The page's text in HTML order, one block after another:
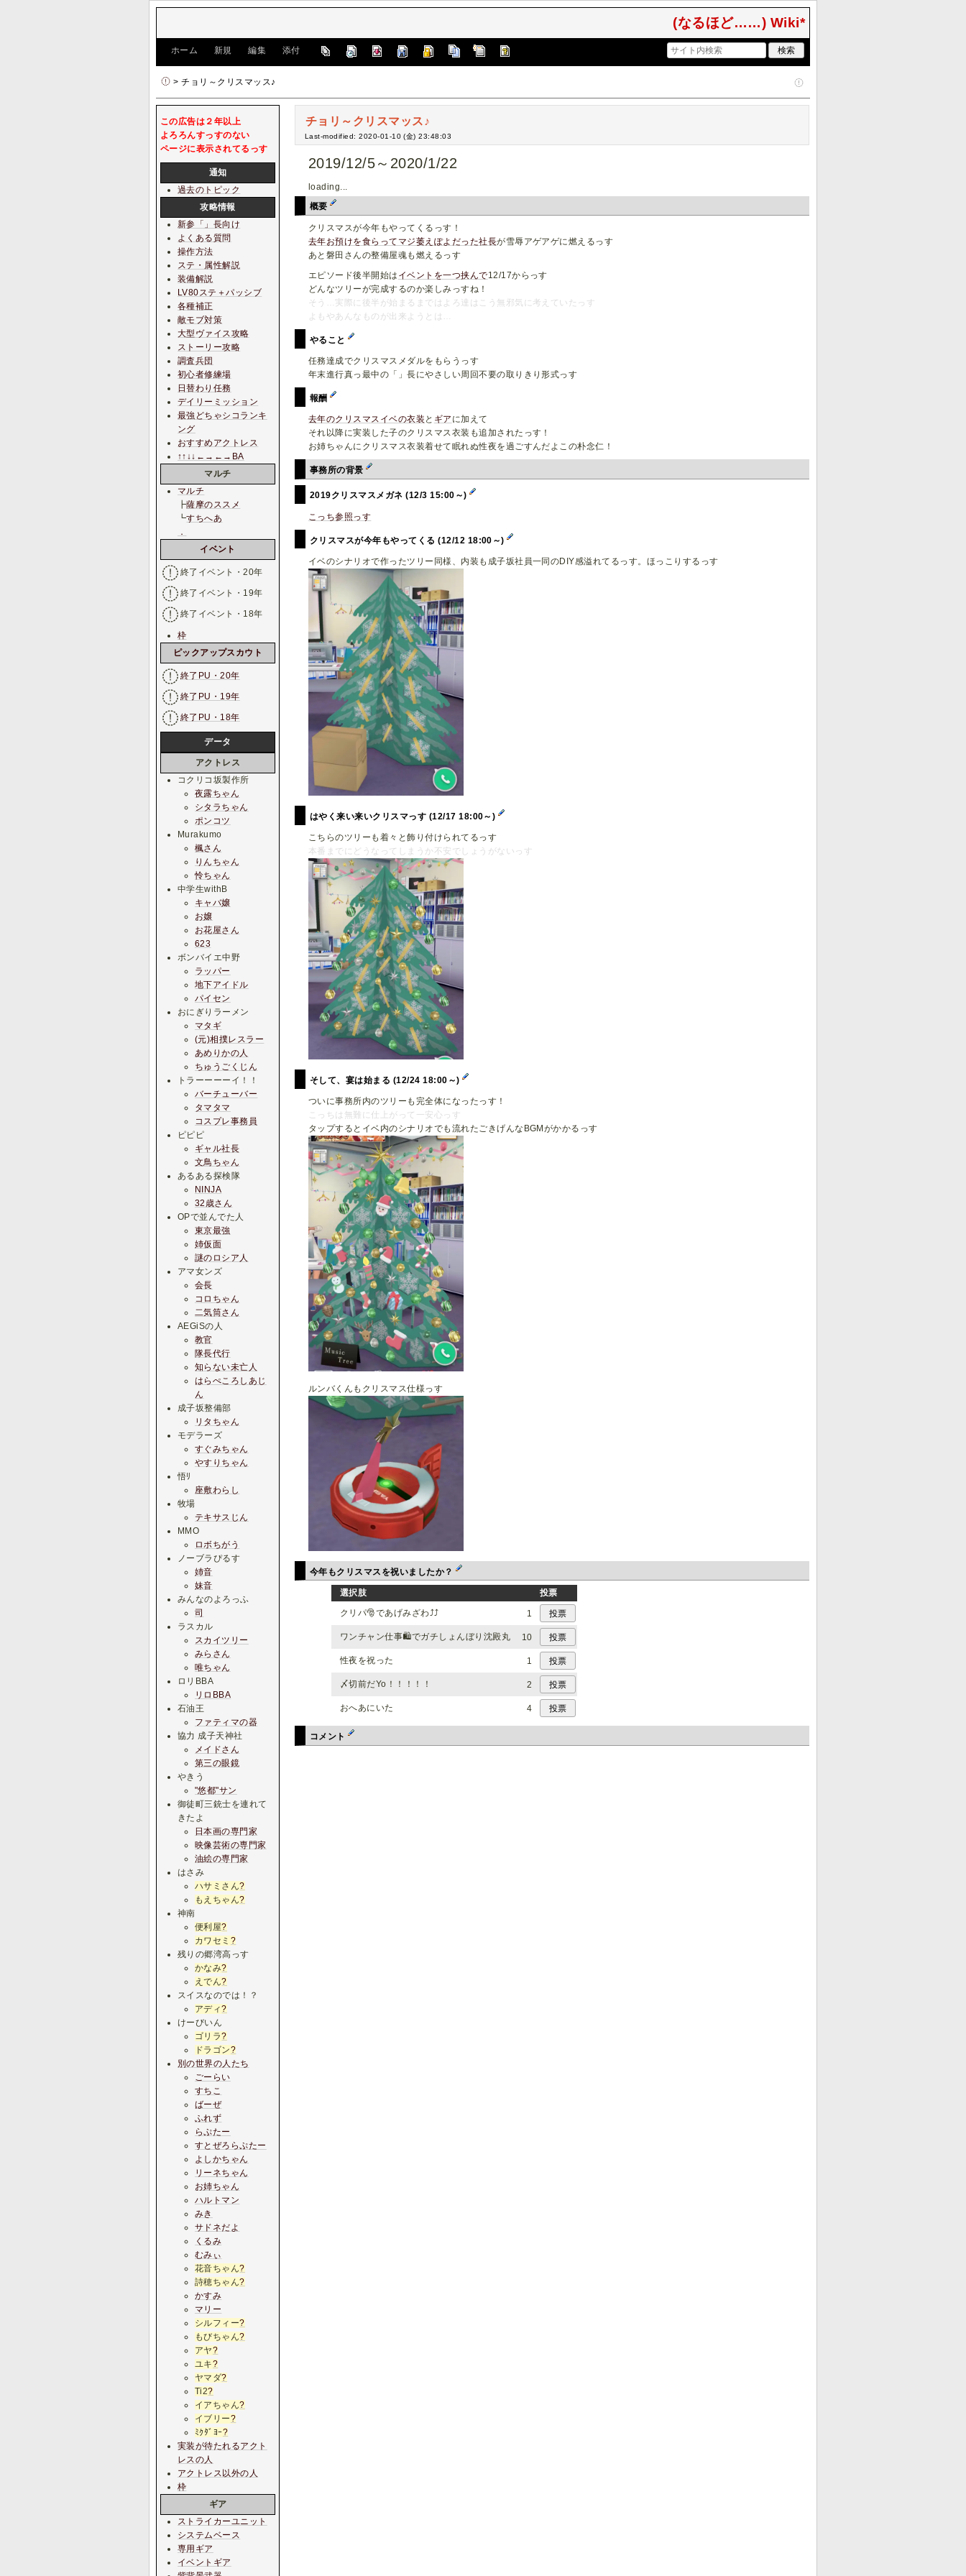
(なるほど……) Wiki*
ホーム 新規 編集 添付
> チョリ～クリスマッス♪
チョリ～クリスマッス♪
Last-modified: 2020-01-10 (金) 23:48:03
2019/12/5～2020/1/22
loading...
概要
クリスマスが今年もやってくるっす！
去年お預けを食らってマジ萎えぽよだった社長が雪辱アゲアゲに燃えるっす
あと磐田さんの整備屋魂も燃えるっす
エピソード後半開始は イベントを一つ挟んで12/17からっす
どんなツリーが完成するのか楽しみっすね！
そう…実際に後半が始まるまではよろ達はこう無邪気に考えていたっす
よもやあんなものが出来ようとは…
やること
任務達成でクリスマスメダルをもらうっす
年末進行真っ最中の「」長にやさしい周回不要の取りきり形式っす
報酬
去年のクリスマスイベの衣装 と ギア に加えて
それ以降に実装した子のクリスマス衣装も追加されたっす！
お姉ちゃんにクリスマス衣装着せて眠れぬ性夜を過ごすんだよこの朴念仁！
事務所の背景
2019クリスマスメガネ (12/3 15:00～)
こっち参照っす
クリスマスが今年もやってくる (12/12 18:00～)
イベのシナリオで作ったツリー同様、内装も成子坂社員一同のDIY感溢れてるっす。ほっこりするっす
はやく来い来いクリスマっす (12/17 18:00～)
こちらのツリーも着々と飾り付けられてるっす
本番までにどうなってしまうか不安でしょうがないっす
そして、宴は始まる (12/24 18:00～)
ついに事務所内のツリーも完全体になったっす！
こっちは無難に仕上がって一安心っす
タップするとイベ内のシナリオでも流れたごきげんなBGMがかかるっす
ルンバくんもクリスマス仕様っす
今年もクリスマスを祝いましたか？
選択肢
投票
クリパ🎅であげみざわ⤴️⤴️
1
ワンチャン仕事🛍️でガチしょんぼり沈殿丸 10
性夜を祝った 1
〆切前だYo！！！！！ 2
おへあにいた 4
コメント
この広告は２年以上
よろろんすっすのない
ページに表示されてるっす
通知
過去のトピック
攻略情報
新参「」長向け
よくある質問
操作方法
ステ・属性解説
装備解説
LV80ステ＋パッシブ
各種補正
敵モブ対策
大型ヴァイス攻略
ストーリー攻略
調査兵団
初心者修練場
日替わり任務
デイリーミッション
最強どちゃシコランキ
ング
おすすめアクトレス
↑↑↓↓←→←→BA
マルチ
マルチ
┣薩摩のススメ
┗すちへあ
．
イベント
終了イベント・20年
終了イベント・19年
終了イベント・18年
枠
ピックアップスカウト
終了PU・20年
終了PU・19年
終了PU・18年
データ
アクトレス
コクリコ坂製作所
夜露ちゃん
シタラちゃん
ポンコツ
Murakumo
楓さん
りんちゃん
怜ちゃん
中学生withB
キャバ嬢
お嬢
お花屋さん
623
ボンバイエ中野
ラッパー
地下アイドル
パイセン
おにぎりラーメン
マタギ
(元)相撲レスラー
あめりかの人
ちゅうごくじん
トラーーーーイ！！
バーチューバー
タマタマ
コスプレ事務員
ピピピ
ギャル社長
文鳥ちゃん
あるある探検隊
NINJA
32歳さん
OPで並んでた人
東京最強
姉仮面
謎のロシア人
アマ女ンズ
会長
コロちゃん
二気筒さん
AEGiSの人
教官
隊長代行
知らない未亡人
はらぺころしあじ
ん
成子坂整備部
リタちゃん
モデラーズ
すぐみちゃん
やすりちゃん
悟ﾘ
座敷わらし
牧場
テキサスじん
MMO
ロボちがう
ノーブラぴるす
姉音
妹音
みんなのよろっふ
司
ラスカル
スカイツリー
みらさん
唯ちゃん
ロリBBA
リロBBA
石油王
ファティマの器
協力 成子天神社
メイドさん
第三の眼鏡
やきう
"悠都"サン
御徒町三銃士を連れて
きたよ
日本画の専門家
映像芸術の専門家
油絵の専門家
はさみ
ハサミさん?
もえちゃん?
神南
便利屋?
カワセミ ?
残りの郷湾高っす
かなみ?
えでん?
スイスなのでは！？
アディ?
けーびいん
ゴリラ?
ドラゴン?
別の世界の人たち
ごーらい
すちこ
ばーぜ
ふれず
らぷたー
すとぜろらぷたー
よしかちゃん
リーネちゃん
お姉ちゃん
ハルトマン
みき
サドネだよ
くるみ
むみぃ
花音ちゃん?
詩穂ちゃん?
かすみ
マリー
シルフィー?
もびちゃん?
アヤ?
ユキ?
ヤマダ?
Ti2?
イアちゃん?
イブリー?
ﾐｸﾀﾞﾖｰ?
実装が待たれるアクト
レスの人
アクトレス以外の人
枠
ギア
ストライカーユニット
システムベース
専用ギア
イベントギア